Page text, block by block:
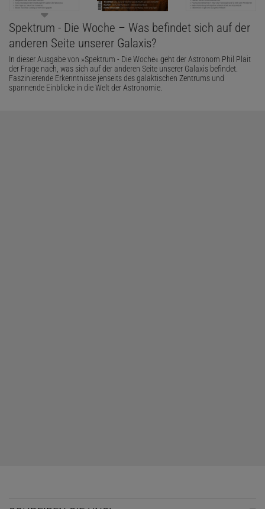
Spektrum - Die Woche – Was befindet sich auf der
anderen Seite unserer Galaxis?
In dieser Ausgabe von »Spektrum - Die Woche« geht der Astronom Phil Plait
der Frage nach, was sich auf der anderen Seite unserer Galaxis befindet.
Faszinierende Erkenntnisse jenseits des galaktischen Zentrums und
spannende Einblicke in die Welt der Astronomie.